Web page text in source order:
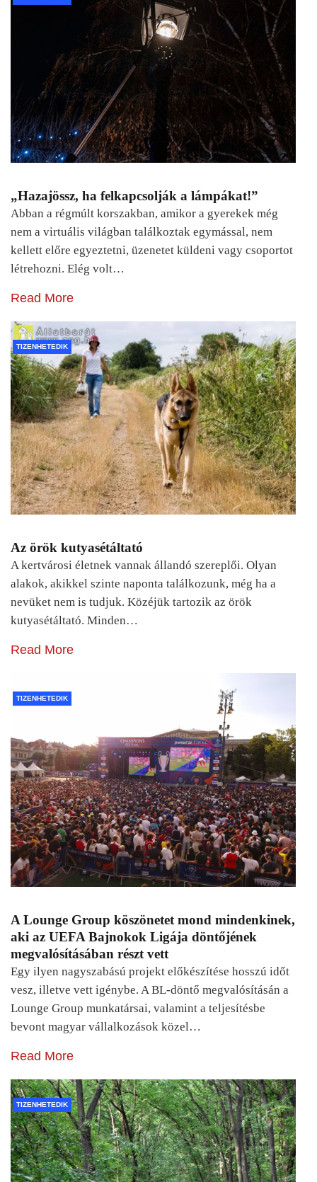
„Hazajössz, ha felkapcsolják a lámpákat!”
Abban a régmúlt korszakban, amikor a gyerekek még
nem a virtuális világban találkoztak egymással, nem
kellett előre egyeztetni, üzenetet küldeni vagy csoportot
létrehozni. Elég volt…
Read More
TIZENHETEDIK
Az örök kutyasétáltató
A kertvárosi életnek vannak állandó szereplői. Olyan
alakok, akikkel szinte naponta találkozunk, még ha a
nevüket nem is tudjuk. Közéjük tartozik az örök
kutyasétáltató. Minden…
Read More
TIZENHETEDIK
A Lounge Group köszönetet mond mindenkinek,
aki az UEFA Bajnokok Ligája döntőjének
megvalósításában részt vett
Egy ilyen nagyszabású projekt előkészítése hosszú időt
vesz, illetve vett igénybe. A BL-döntő megvalósításán a
Lounge Group munkatársai, valamint a teljesítésbe
bevont magyar vállalkozások közel…
Read More
TIZENHETEDIK